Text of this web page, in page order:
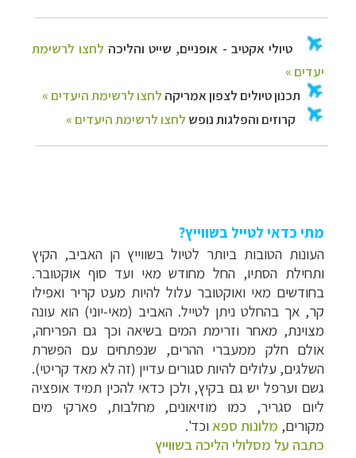
מתי כדאי לטייל בשווייץ?
העונות הטובות ביותר לטיול בשווייץ הן האביב, הקיץ
ותחילת הסתיו, החל מחודש מאי ועד סוף אוקטובר.
בחודשים מאי ואוקטובר עלול להיות מעט קריר ואפילו
קר, אך בהחלט ניתן לטייל. האביב (מאי-יוני) הוא עונה
מצוינת, מאחר וזרימת המים בשיאה וכך גם הפריחה,
אולם חלק ממעברי ההרים, שנפתחים עם הפשרת
השלגים, עלולים להיות סגורים עדיין (זה לא מאד קריטי).
גשם וערפל יש גם בקיץ, ולכן כדאי להכין תמיד אופציה
ליום סגריר, כמו מוזיאונים, מחלבות, פארקי מים
מקורים, מלונות ספא וכד'.
כתבה על מסלולי הליכה בשווייץ